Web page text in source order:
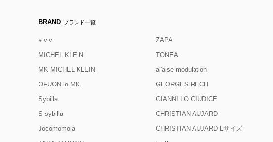
BRAND ブランド一覧
a.v.v
MICHEL KLEIN
MK MICHEL KLEIN
OFUON le MK
Sybilla
S sybilla
Jocomomola
ZAPA
TONEA
al'aise modulation
GEORGES RECH
GIANNI LO GIUDICE
CHRISTIAN AUJARD
CHRISTIAN AUJARD Lサイズ